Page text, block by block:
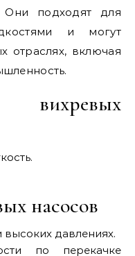
Они подходят для
и могут
отраслях, включая
вихревых
насосов
давлениях.
по перекачке